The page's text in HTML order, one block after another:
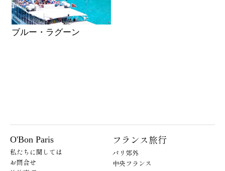
ブルー・ラグーン
O'Bon Paris
私たちに関しては
お問合せ
フランス旅行
パリ郊外
中央フランス